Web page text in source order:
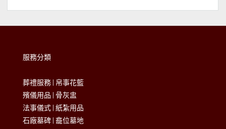
服務分類
葬禮服務
帛事花籃
殯儀用品
骨灰盅
法事儀式 紙紮用品
石廠墓碑 龕位墓地